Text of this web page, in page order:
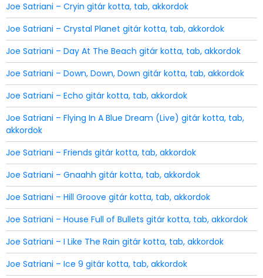
Joe Satriani – Cryin gitár kotta, tab, akkordok
Joe Satriani – Crystal Planet gitár kotta, tab, akkordok
Joe Satriani – Day At The Beach gitár kotta, tab, akkordok
Joe Satriani – Down, Down, Down gitár kotta, tab, akkordok
Joe Satriani – Echo gitár kotta, tab, akkordok
Joe Satriani – Flying In A Blue Dream (Live) gitár kotta, tab,
akkordok
Joe Satriani – Friends gitár kotta, tab, akkordok
Joe Satriani – Gnaahh gitár kotta, tab, akkordok
Joe Satriani – Hill Groove gitár kotta, tab, akkordok
Joe Satriani – House Full of Bullets gitár kotta, tab, akkordok
Joe Satriani – I Like The Rain gitár kotta, tab, akkordok
Joe Satriani – Ice 9 gitár kotta, tab, akkordok